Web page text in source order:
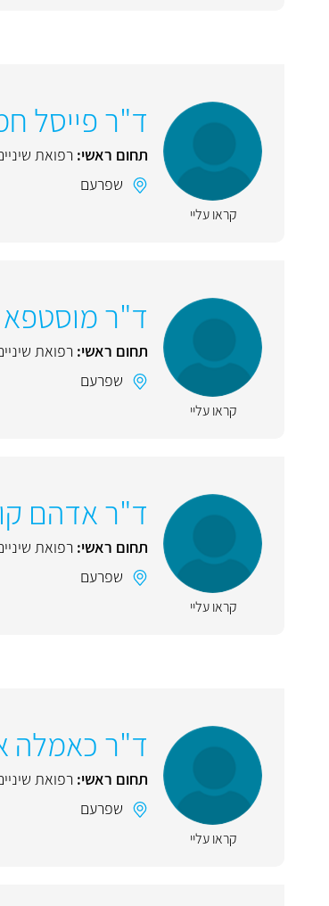
קראו עליי
ד"ר פייסל
תחום ראשי: רפואת
שפרעם
קראו עליי
ד"ר
תחום ראשי: רפואת
שפרעם
קראו עליי
ד"ר אדהם
תחום ראשי: רפואת
שפרעם
קראו עליי
ד"ר כאמלה
תחום ראשי: רפואת
שפרעם